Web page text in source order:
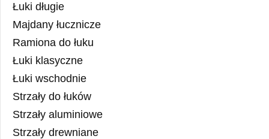
Łuki długie
Majdany łucznicze
Ramiona do łuku
Łuki klasyczne
Łuki wschodnie
Strzały do łuków
Strzały aluminiowe
Strzały drewniane